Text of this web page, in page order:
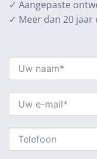
✓ Aangepaste
✓ Meer dan 20 jaar